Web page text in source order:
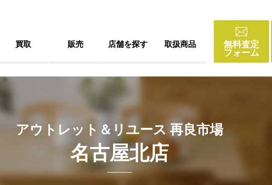
買取 販売 店舗を探す 取扱商品
無料査定
フォーム
アウトレット＆リユース 再良市場
名古屋北店